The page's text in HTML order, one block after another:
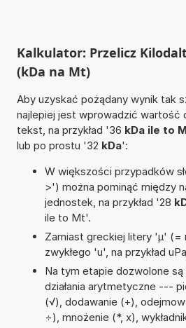
Kalkulator: Przelicz
(kDa na Mt)
Aby uzyskać pożądany wynik tak
najlepiej jest wprowadzić wartość
tekst, na przykład '36 kDa ile to
lub po prostu '32 kDa':
W większości przypadków
>') można pominąć między
jednostek, na przykład '28
ile to Mt'.
Zamiast greckiej litery 'µ' (=
zwykłego 'u', na przykład
Na tym etapie dozwolone
działania arytmetyczne ---
(√), dodawanie (+),
÷), mnożenie (*, x),